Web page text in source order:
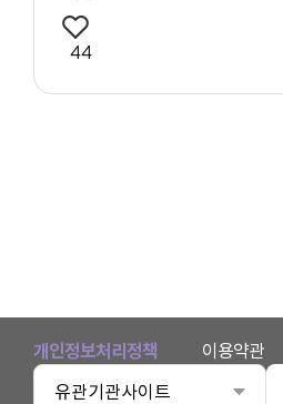
44
개인정보처리정책 이용약관
유관기관사이트